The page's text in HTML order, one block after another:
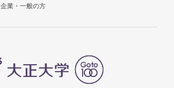
企業・一般の方